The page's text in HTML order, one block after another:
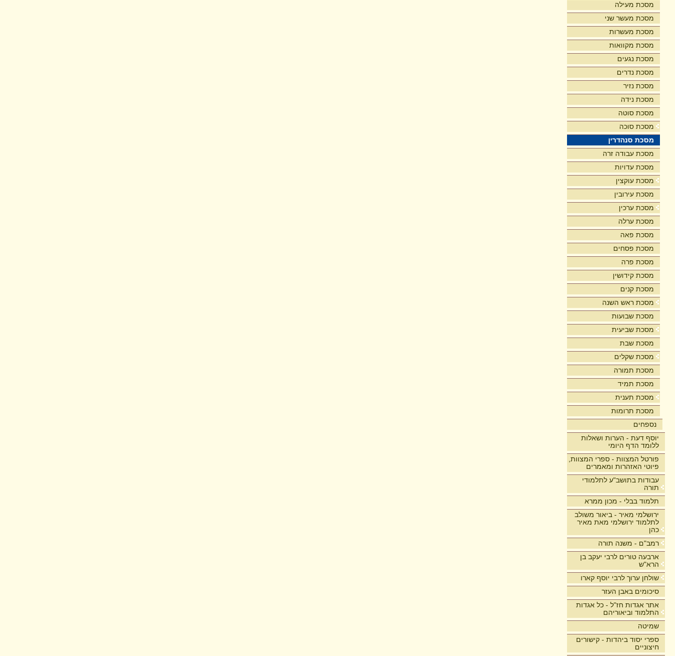
מסכת מעילה
מסכת מעשר שני
מסכת מעשרות
מסכת מקוואות
מסכת נגעים
מסכת נדרים
מסכת נזיר
מסכת נידה
מסכת סוטה
מסכת סוכה
מסכת סנהדרין
מסכת עבודה זרה
מסכת עדויות
מסכת עוקצין
מסכת עירובין
מסכת ערכין
מסכת ערלה
מסכת פאה
מסכת פסחים
מסכת פרה
מסכת קידושין
מסכת קנים
מסכת ראש השנה
מסכת שבועות
מסכת שביעית
מסכת שבת
מסכת שקלים
מסכת תמורה
מסכת תמיד
מסכת תענית
מסכת תרומות
נספחים
יוסף דעת - הערות ושאלות
ללומד הדף היומי
פורטל המצוות - ספרי המצוות,
פיוטי האזהרות ומאמרים
עבודות בתושב"ע לתלמודי
תורה
תלמוד בבלי - מכון ממרא
ירושלמי מאיר - ביאור משולב
לתלמוד ירושלמי מאת מאיר
כהן
רמב"ם - משנה תורה
ארבעה טורים לרבי יעקב בן
הרא"ש
שולחן ערוך לרבי יוסף קארו
סיכומים באבן העזר
אתר אגדות חז"ל - כל אגדות
התלמוד וביאוריהם
שמיטה
ספרי יסוד ביהדות - קישורים
חיצוניים